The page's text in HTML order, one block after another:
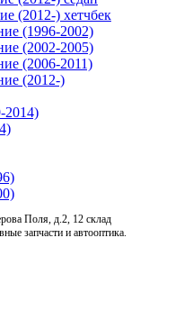
(2012-) хетчбек
(1996-2002)
(2002-2005)
(2006-2011)
(2012-)
2014)
Поля, д.2, 12 склад
запчасти и автооптика.